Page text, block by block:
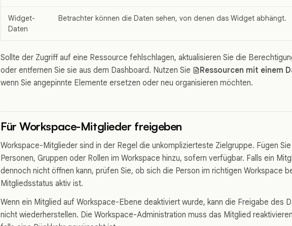
Widget-
Daten
Betrachter können die Daten sehen, von denen das Widget abhängt.
Sollte der Zugriff auf eine Ressource fehlschlagen, aktualisieren Sie die
oder entfernen Sie sie aus dem Dashboard. Nutzen Sie
Ressourcen mit einem
wenn Sie angepinnte Elemente ersetzen oder neu organisieren möchten.
Für Workspace-Mitglieder freigeben
Workspace-Mitglieder sind in der Regel die unkomplizierteste Zielgruppe. Fügen
Personen, Gruppen oder Rollen im Workspace hinzu, sofern verfügbar. Falls ein
dennoch nicht öffnen kann, prüfen Sie, ob sich die Person im richtigen Workspace
Mitgliedsstatus aktiv ist.
Wenn ein Mitglied auf Workspace-Ebene deaktiviert wurde, kann die Freigabe des
nicht wiederherstellen. Die Workspace-Administration muss das Mitglied